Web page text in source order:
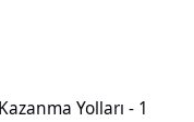
Yolları - 1